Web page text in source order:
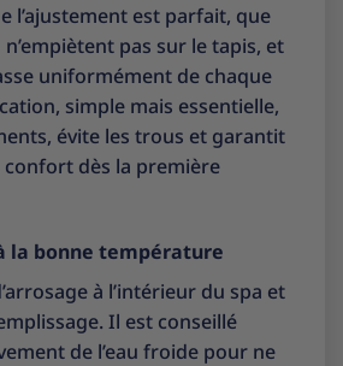
l’ajustement est parfait, que
pas sur le tapis, et
uniformément de chaque
simple mais essentielle,
évite les trous et garantit
dès la première
la bonne température
à l’intérieur du spa et
Il est conseillé
de l’eau froide pour ne